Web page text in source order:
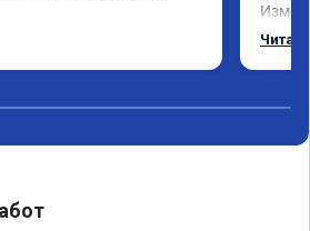
топлива
аварийном режиме,но и
топлива был выше чем
потом